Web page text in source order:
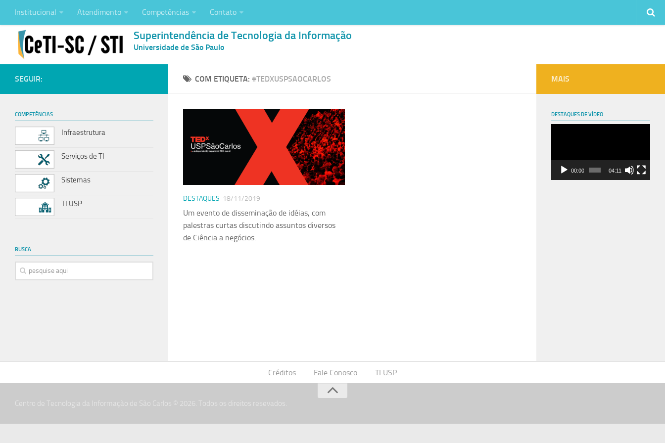
Institucional Atendimento Competências Contato
Superintendência de Tecnologia da Informação
Universidade de São Paulo
COM ETIQUETA: #TEDXUSPSAOCARLOS
DESTAQUES 18/11/2019
Um evento de disseminação de idéias, com
palestras curtas discutindo assuntos diversos
de Ciência a negócios.
SEGUIR:
COMPETÊNCIAS
Infraestrutura
Serviços de TI
Sistemas
TI USP
BUSCA
MAIS
DESTAQUES DE VÍDEO
00:00 04:11
Créditos Fale Conosco TI USP
Centro de Tecnologia da Informação de São Carlos © 2026. Todos os direitos resevados.